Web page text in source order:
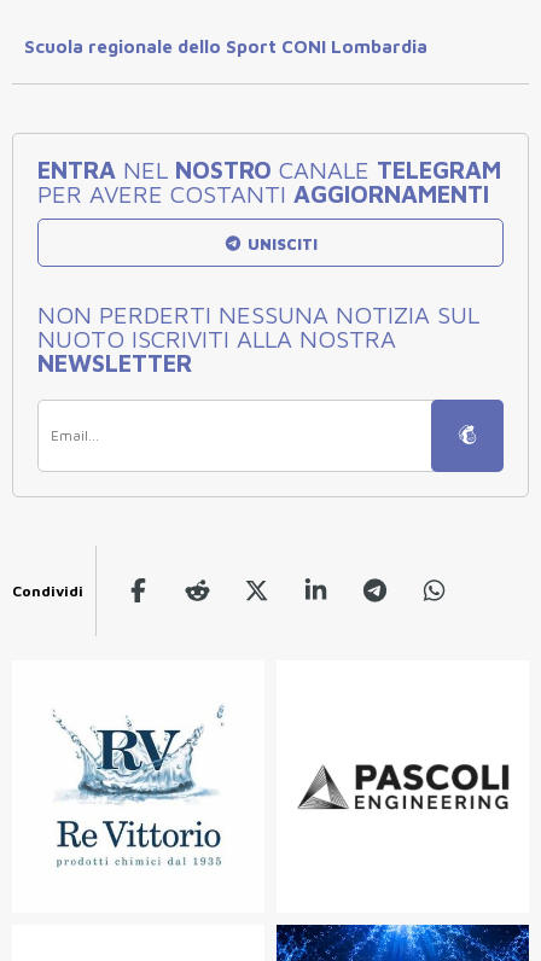
Scuola regionale dello Sport CONI Lombardia
ENTRA NEL NOSTRO CANALE TELEGRAM
PER AVERE COSTANTI AGGIORNAMENTI
UNISCITI
NON PERDERTI NESSUNA NOTIZIA SUL
NUOTO ISCRIVITI ALLA NOSTRA
NEWSLETTER
Condividi